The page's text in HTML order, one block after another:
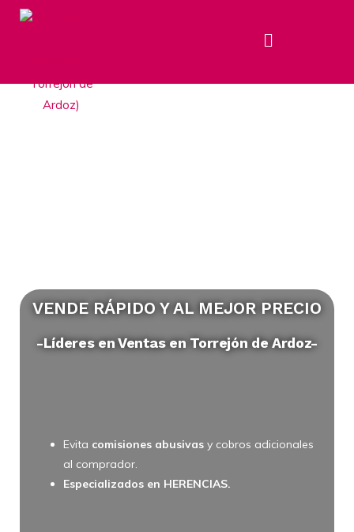
VENDE RÁPIDO Y AL MEJOR PRECIO
-Líderes en Ventas en Torrejón de Ardoz-
Evita comisiones abusivas y cobros adicionales
al comprador.
Especializados en HERENCIAS.